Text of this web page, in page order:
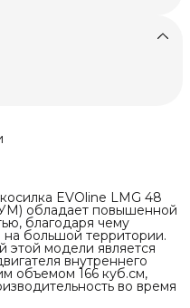
EVOline LMG 48
обладает повышенной
благодаря чему
на большой территории.
этой модели является
внутреннего
объемом 166 куб.см,
во время